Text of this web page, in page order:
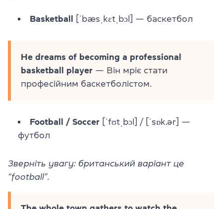
Basketball [ˈbæsˌkɛtˌbɔl] — баскетбол
He dreams of becoming a professional
basketball player — Він мріє стати
професійним баскетболістом.
Football / Soccer [ˈfʊtˌbɔl] / [ˈsɒk.ər] —
футбол
Зверніть увагу: британський варіант це
“football”.